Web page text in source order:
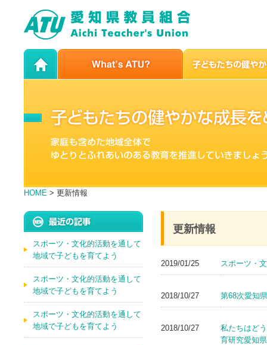
HOME > 更新情報
更新情報
2019/01/25 スポーツ・
2018/10/27 第68次愛知
2018/10/27
私たちはど
育研究愛知
スポーツ・文化的活動を通して
地域で子どもを育てよう
スポーツ・文化的活動を通して
地域で子どもを育てよう
スポーツ・文化的活動を通して
地域で子どもを育てよう